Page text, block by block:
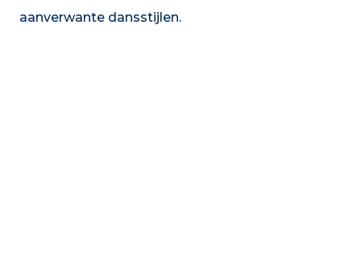
aanverwante dansstijlen.